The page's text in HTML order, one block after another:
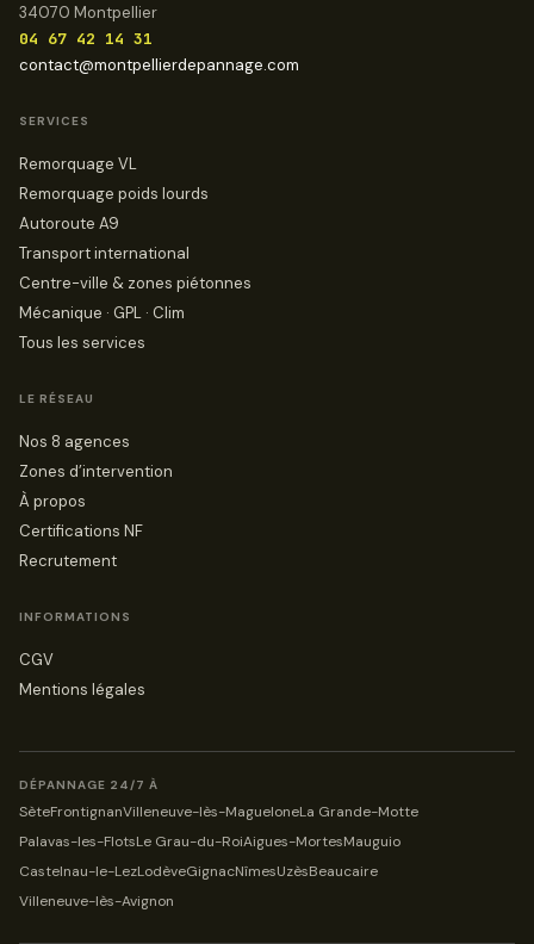
34070 Montpellier
04 67 42 14 31
contact@montpellierdepannage.com
SERVICES
Remorquage VL
Remorquage poids lourds
Autoroute A9
Transport international
Centre-ville & zones piétonnes
Mécanique · GPL · Clim
Tous les services
LE RÉSEAU
Nos 8 agences
Zones d’intervention
À propos
Certifications NF
Recrutement
INFORMATIONS
CGV
Mentions légales
DÉPANNAGE 24/7 À
SèteFrontignanVilleneuve-lès-MagueloneLa Grande-Motte
Palavas-les-FlotsLe Grau-du-RoiAigues-MortesMauguio
Castelnau-le-LezLodèveGignacNîmesUzèsBeaucaire
Villeneuve-lès-Avignon